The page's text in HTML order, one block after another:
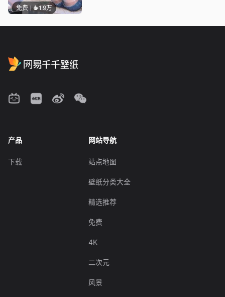
免费 1.9万
产品
下载
网站导航
站点地图
壁纸分类大全
精选推荐
免费
4K
二次元
风景